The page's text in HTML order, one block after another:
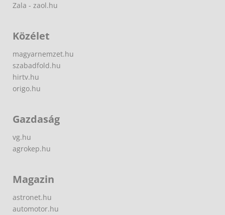
Zala - zaol.hu
Közélet
magyarnemzet.hu
szabadfold.hu
hirtv.hu
origo.hu
Gazdaság
vg.hu
agrokep.hu
Magazin
astronet.hu
automotor.hu